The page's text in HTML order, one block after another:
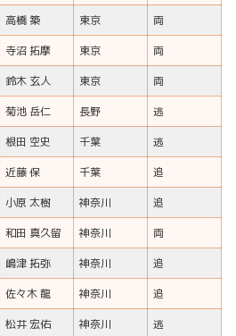
高橋 築 東京
両
寺沼 拓摩 東京
両
鈴木 玄人 東京
両
菊池 岳仁 長野
逃
根田 空史 千葉
逃
近藤 保 千葉
追
小原 太樹 神奈川
追
和田 真久留 神奈川
両
嶋津 拓弥 神奈川
追
佐々木 龍 神奈川
追
松井 宏佑 神奈川
逃